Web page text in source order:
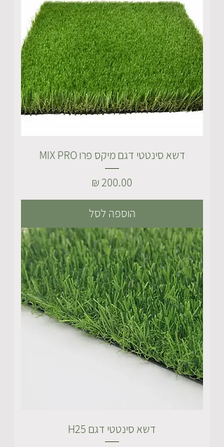
דשא סינטטי דגם מיקס פרו MIX PRO
מחיר
הוספה לסל
דשא סינטטי דגם H25